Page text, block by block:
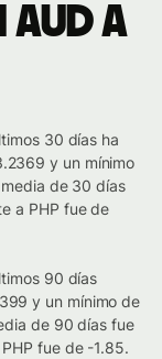
a
30 días ha
y un mínimo
de 30 días
a PHP fue de
90 días
y un mínimo de
de 90 días fue
fue de -1.85.